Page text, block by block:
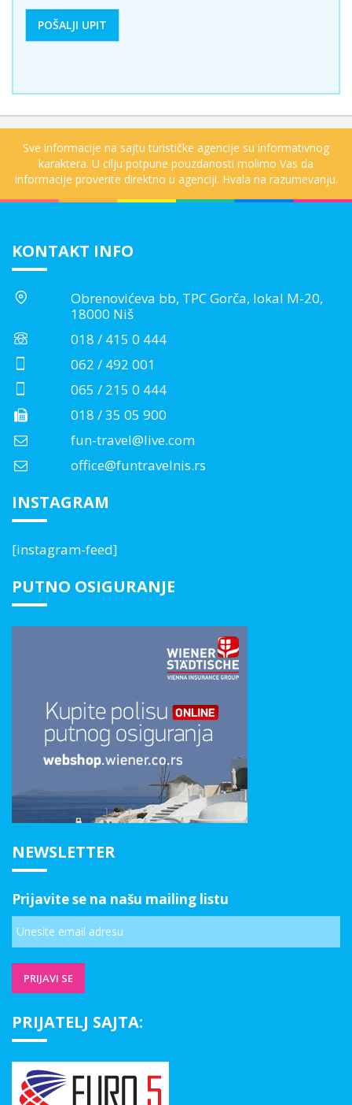
Sve informacije na sajtu turističke agencije su informativnog
karaktera. U cilju potpune pouzdanosti molimo Vas da
informacije proverite direktno u agenciji. Hvala na razumevanju.
KONTAKT INFO
Obrenovićeva bb, TPC Gorča, lokal M-20,
18000 Niš
018 / 415 0 444
062 / 492 001
065 / 215 0 444
018 / 35 05 900
fun-travel@live.com
office@funtravelnis.rs
INSTAGRAM
[instagram-feed]
PUTNO OSIGURANJE
NEWSLETTER
Prijavite se na našu mailing listu
PRIJATELJ SAJTA: